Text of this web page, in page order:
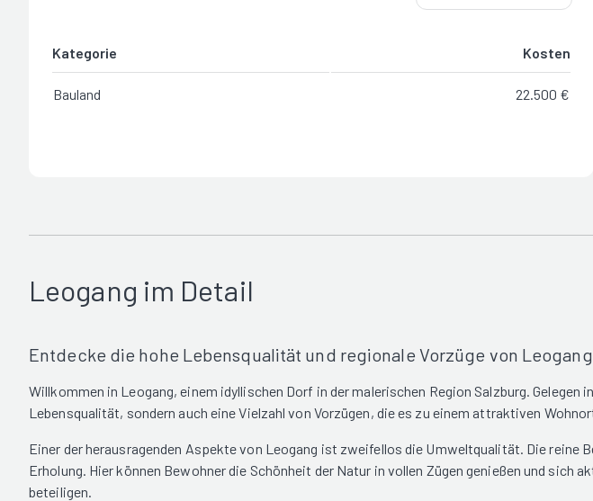
Kategorie Kosten
Bauland 22.500 €
Leogang im Detail
Entdecke die hohe Lebensqualität und regionale Vorzüge von
Willkommen in Leogang, einem idyllischen Dorf in der malerischen Region Salzburg.
Lebensqualität, sondern auch eine Vielzahl von Vorzügen, die es zu einem attraktiven
Einer der herausragenden Aspekte von Leogang ist zweifellos die Umweltqualität. Die reine
Erholung. Hier können Bewohner die Schönheit der Natur in vollen Zügen genießen und
beteiligen.